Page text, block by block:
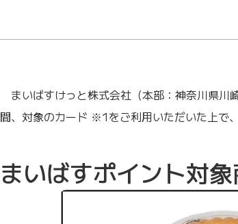
まいばすけっと株式会社（本部：神奈川県川
間、対象のカード ※1をご利用いただいた上で
まいばすポイント対